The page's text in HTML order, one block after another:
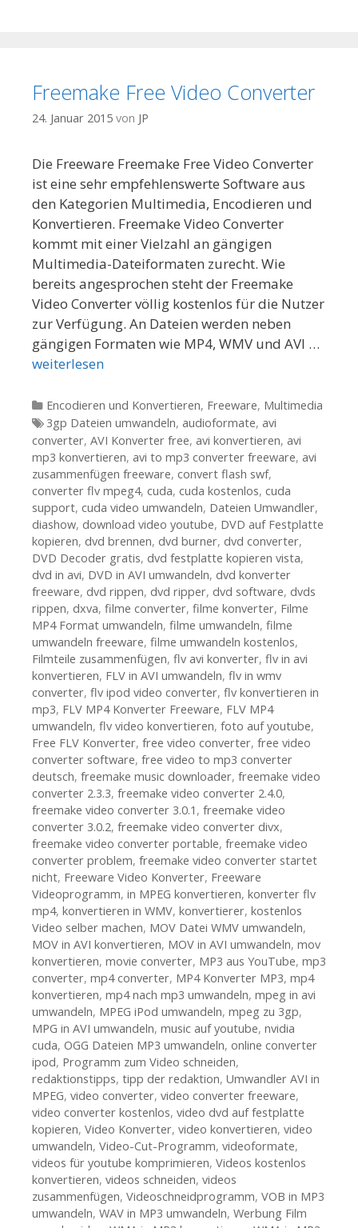
Freemake Free Video Converter
24. Januar 2015 von JP
Die Freeware Freemake Free Video Converter
ist eine sehr empfehlenswerte Software aus
den Kategorien Multimedia, Encodieren und
Konvertieren. Freemake Video Converter
kommt mit einer Vielzahl an gängigen
Multimedia-Dateiformaten zurecht. Wie
bereits angesprochen steht der Freemake
Video Converter völlig kostenlos für die Nutzer
zur Verfügung. An Dateien werden neben
gängigen Formaten wie MP4, WMV und AVI …
weiterlesen
Kategorien
Encodieren und Konvertieren, Freeware, Multimedia
Tags
3gp Dateien umwandeln, audioformate, avi
converter, AVI Konverter free, avi konvertieren, avi
mp3 konvertieren, avi to mp3 converter freeware, avi
zusammenfügen freeware, convert flash swf,
converter flv mpeg4, cuda, cuda kostenlos, cuda
support, cuda video umwandeln, Dateien Umwandler,
diashow, download video youtube, DVD auf Festplatte
kopieren, dvd brennen, dvd burner, dvd converter,
DVD Decoder gratis, dvd festplatte kopieren vista,
dvd in avi, DVD in AVI umwandeln, dvd konverter
freeware, dvd rippen, dvd ripper, dvd software, dvds
rippen, dxva, filme converter, filme konverter, Filme
MP4 Format umwandeln, filme umwandeln, filme
umwandeln freeware, filme umwandeln kostenlos,
Filmteile zusammenfügen, flv avi konverter, flv in avi
konvertieren, FLV in AVI umwandeln, flv in wmv
converter, flv ipod video converter, flv konvertieren in
mp3, FLV MP4 Konverter Freeware, FLV MP4
umwandeln, flv video konvertieren, foto auf youtube,
Free FLV Konverter, free video converter, free video
converter software, free video to mp3 converter
deutsch, freemake music downloader, freemake video
converter 2.3.3, freemake video converter 2.4.0,
freemake video converter 3.0.1 , freemake video
converter 3.0.2, freemake video converter divx,
freemake video converter portable, freemake video
converter problem, freemake video converter startet
nicht, Freeware Video Konverter, Freeware
Videoprogramm, in MPEG konvertieren, konverter flv
mp4, konvertieren in WMV, konvertierer, kostenlos
Video selber machen, MOV Datei WMV umwandeln,
MOV in AVI konvertieren, MOV in AVI umwandeln, mov
konvertieren, movie converter, MP3 aus YouTube, mp3
converter, mp4 converter, MP4 Konverter MP3, mp4
konvertieren, mp4 nach mp3 umwandeln, mpeg in avi
umwandeln, MPEG iPod umwandeln, mpeg zu 3gp,
MPG in AVI umwandeln, music auf youtube, nvidia
cuda, OGG Dateien MP3 umwandeln, online converter
ipod, Programm zum Video schneiden,
redaktionstipps, tipp der redaktion, Umwandler AVI in
MPEG, video converter, video converter freeware,
video converter kostenlos, video dvd auf festplatte
kopieren, Video Konverter, video konvertieren, video
umwandeln, Video-Cut-Programm, videoformate,
videos für youtube komprimieren, Videos kostenlos
konvertieren, videos schneiden, videos
zusammenfügen, Videoschneidprogramm, VOB in MP3
umwandeln, WAV in MP3 umwandeln, Werbung Film